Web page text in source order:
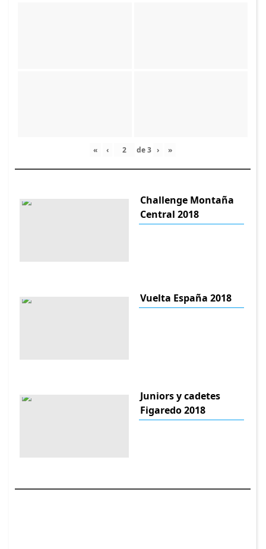
« ‹ de3 › »
Challenge Montaña
Central 2018
Vuelta España 2018
Juniors y cadetes
Figaredo 2018